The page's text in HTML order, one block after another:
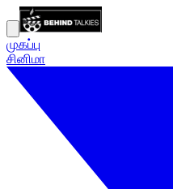
முகப்பு
சினிமா